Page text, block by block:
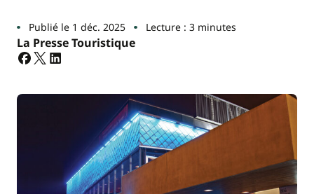
Publié le 1 déc. 2025 Lecture : 3 minutes
La Presse Touristique